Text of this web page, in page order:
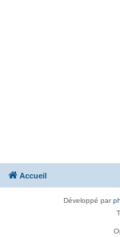
Accueil
Développé par